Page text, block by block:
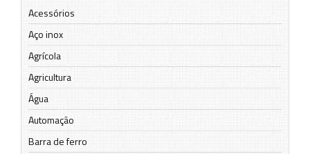
Acessórios
Aço inox
Agrícola
Agricultura
Água
Automação
Barra de ferro